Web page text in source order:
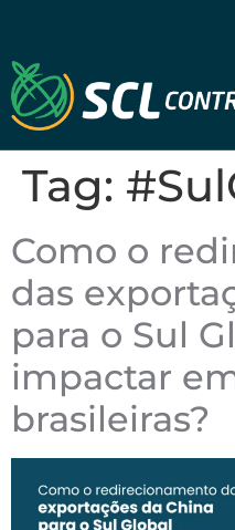
Tag:
Como o
das
para o Sul
impactar
brasileiras?